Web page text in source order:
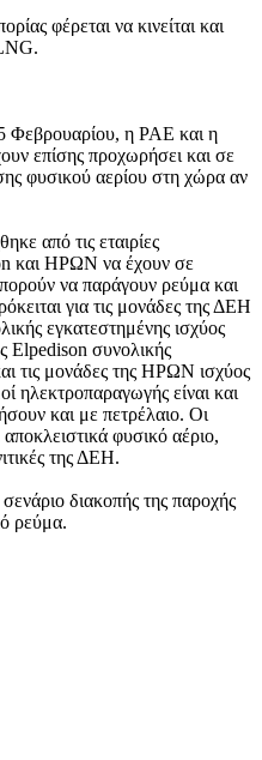
φέρεται να κινείται και
Φεβρουαρίου, η ΡΑΕ και η
επίσης προχωρήσει και σε
φυσικού αερίου στη χώρα αν
από τις εταιρίες
και ΗΡΩΝ να έχουν σε
να παράγουν ρεύμα και
για τις μονάδες της ΔΕΗ
εγκατεστημένης ισχύος
Elpedison συνολικής
τις μονάδες της ΗΡΩΝ ισχύος
ηλεκτροπαραγωγής είναι και
και με πετρέλαιο. Οι
φυσικό αέριο,
της ΔΕΗ.
διακοπής της παροχής
ρεύμα.